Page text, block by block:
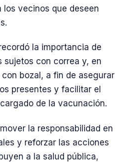
vecinos que deseen
la importancia de
sujetos con correa y, en
bozal, a fin de asegurar
presentes y facilitar el
de la vacunación.
la responsabilidad en
y reforzar las acciones
a la salud pública,